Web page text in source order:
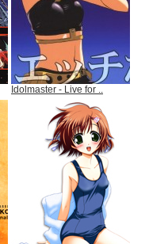
Idolmaster - Live for ..